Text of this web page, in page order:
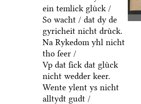
ein temlick gluͤck /
So wacht / dat dy de
gyricheit nicht druͤck.
Na Rykedom yhl nicht
tho ſeer /
Vp dat ſick dat gluͤck
nicht wedder keer.
Wente ylent ys nicht
alltydt gudt /